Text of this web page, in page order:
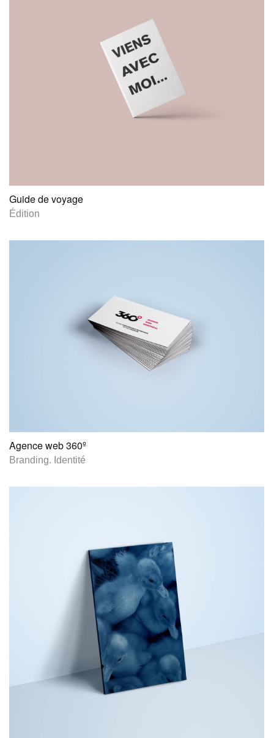
Guide de voyage
Édition
Agence web 360º
Branding. Identité